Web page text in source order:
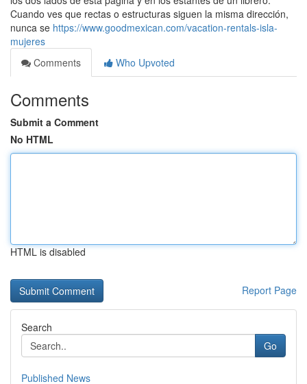
Cuando ves que rectas o estructuras siguen la misma dirección,
nunca se https://www.goodmexican.com/vacation-rentals-isla-
mujeres
Comments
Who Upvoted
Comments
Submit a Comment
No HTML
HTML is disabled
Report Page
Search
Go
Published News